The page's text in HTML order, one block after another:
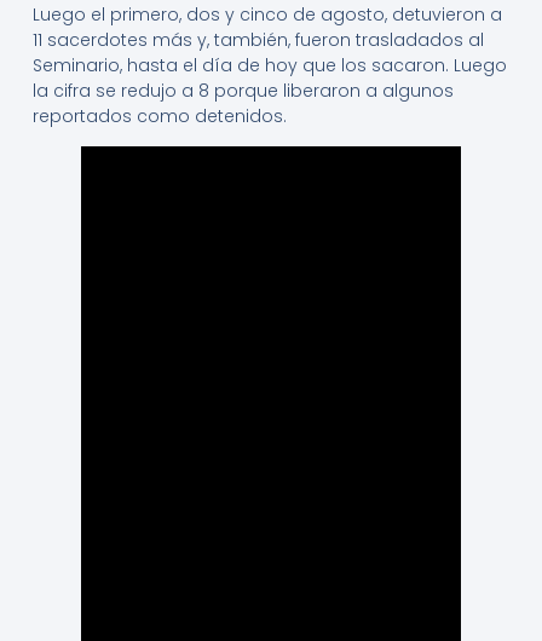
Luego el primero, dos y cinco de agosto, detuvieron a
11 sacerdotes más y, también, fueron trasladados al
Seminario, hasta el día de hoy que los sacaron. Luego
la cifra se redujo a 8 porque liberaron a algunos
reportados como detenidos.